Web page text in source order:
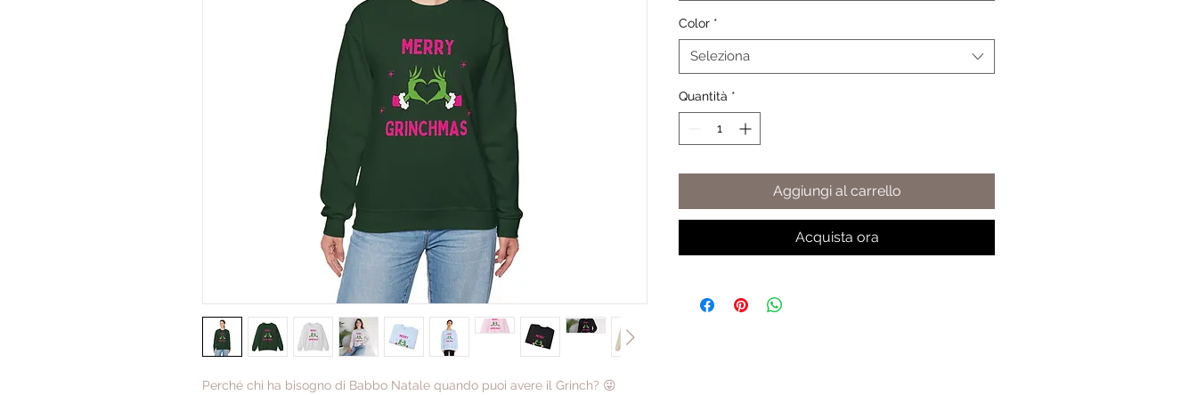
Perché chi ha bisogno di Babbo Natale quando puoi avere il Grinch? 😜
Color *
Seleziona
Quantità *
Aggiungi al carrello
Acquista ora